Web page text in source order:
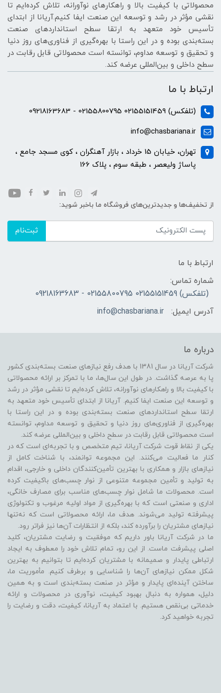
محصولاتی با کیفیت بالا و راهکارهای نوآورانه، تلاش کرده‌ایم تا
نقشی مؤثر در رشد و توسعه این صنعت ایفا کنیم.آریانا از ابتدای
تأسیس خود متعهد به ارتقا سطح استانداردهای صنعت
بسته‌بندی بوده و در این راستا با بهره‌گیری از فناوری‌های روز دنیا
و تحقیق و توسعه مداوم، توانسته است محصولاتی قابل رقابت در
سطح داخلی و بین‌المللی عرضه کند.
ارتباط با ما
(تلفکس) 02155151459 02155800795 - 09218163683
info@chasbariana.ir
تهران، خیابان 15 خرداد ، بازار آهنگران ، کوی مسجد جامع ،
پاساژ ولیعصر ، طبقه سوم ، پلاک 166
از تخفیف‌ها و جدیدترین‌های فروشگاه ما باخبر شوید:
ثبت‌نام
ارتباط با ما
شماره تماس:
(تلفکس) 02155151459 02155800795 - 09218163683
آدرس ایمیل:
info@chasbariana.ir
درباره ما
شرکت آریانا در سال 1381 با هدف رفع نیازهای صنعت بسته‌بندی کشور
پا به عرصه گذاشت. در طول این سال‌ها، ما با تمرکز بر ارائه محصولاتی
با کیفیت بالا و راهکارهای نوآورانه، تلاش کرده‌ایم تا نقشی مؤثر در رشد
و توسعه این صنعت ایفا کنیم. آریانا از ابتدای تأسیس خود متعهد به
ارتقا سطح استانداردهای صنعت بسته‌بندی بوده و در این راستا با
بهره‌گیری از فناوری‌های روز دنیا و تحقیق و توسعه مداوم، توانسته
است محصولاتی قابل رقابت در سطح داخلی و بین‌المللی عرضه کند.
یکی از نقاط قوت شرکت آریانا، تیم متخصص و با تجربه‌ای است که در
کنار ما فعالیت می‌کنند. این مجموعه توانمند، با شناخت کامل از
نیازهای بازار و همکاری با بهترین تأمین‌کنندگان داخلی و خارجی، اقدام
به تولید و تأمین مجموعه متنوعی از نوار چسب‌های باکیفیت کرده
است. محصولات ما شامل نوار چسب‌های مناسب برای مصارف خانگی،
اداری و صنعتی است که با بهره‌گیری از مواد اولیه مرغوب و تکنولوژی
پیشرفته تولید می‌شوند. هدف ما، ارائه محصولاتی است که نه‌تنها
نیازهای مشتریان را برآورده کند، بلکه از انتظارات آن‌ها نیز فراتر رود.
ما در شرکت آریانا باور داریم که موفقیت و رضایت مشتریان، کلید
اصلی پیشرفت ماست. از این رو، تمام تلاش خود را معطوف به ایجاد
ارتباطی پایدار و صمیمانه با مشتریان کرده‌ایم تا بتوانیم به بهترین
شکل ممکن نیازهای آن‌ها را شناسایی و برطرف کنیم. مأموریت ما،
ساختن آینده‌ای پایدار و مؤثر در صنعت بسته‌بندی است و به همین
دلیل، همواره به دنبال بهبود کیفیت، نوآوری در محصولات و ارائه
خدماتی بی‌نقص هستیم. با اعتماد به آریانا، کیفیت، دقت و رضایت را
تجربه خواهید کرد.